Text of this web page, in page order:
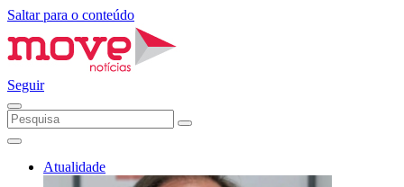
Saltar para o conteúdo
Seguir
Atualidade